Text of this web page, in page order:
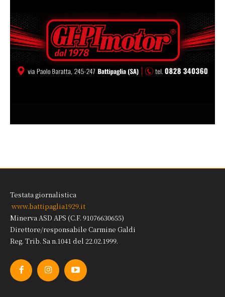
Testata giornalistica
www.battipaglia1929.it
Minerva ASD APS (C.F. 91076630655)
Direttore/responsabile Carmine Galdi
Reg. Trib. Sa n.1041 del 22.02.1999.